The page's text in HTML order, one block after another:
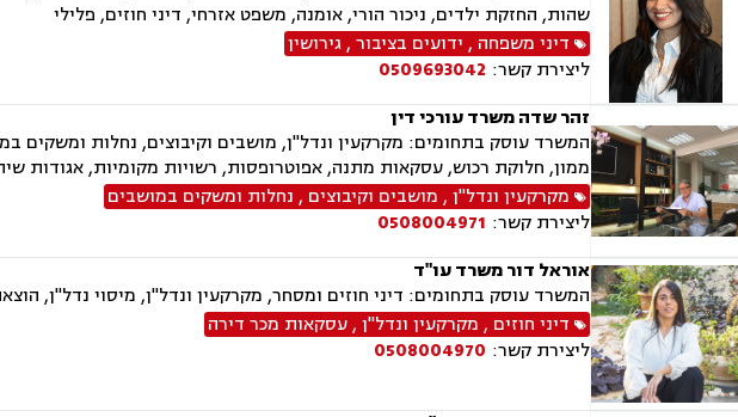
שהות, החזקת ילדים, ניכור הורי, אומנה, משפט אזרחי, דיני חוזים, פלילי
דיני משפחה , ידועים בציבור,גירושין
ליצירת קשר: 0509693042
זהר שדה משרד עורכי דין
המשרד עוסק בתחומים: מקרקעין ונדל"ן, מושבים וקיבוצים, נחלות ומשקים
ממון, חלוקת רכוש, עסקאות מתנה, אפוטרופסות, רשויות מקומיות, אגודות
מקרקעין ונדל"ן, מושבים וקיבוצים , נחלות ומשקים במושבים
ליצירת קשר: 0508004971
אוראל דור משרד עו"ד
המשרד עוסק בתחומים: דיני חוזים ומסחר, מקרקעין ונדל"ן, מיסוי נדל"ן,
דיני חוזים , מקרקעין ונדל"ן,עסקאות מכר דירה
ליצירת קשר: 0508004970